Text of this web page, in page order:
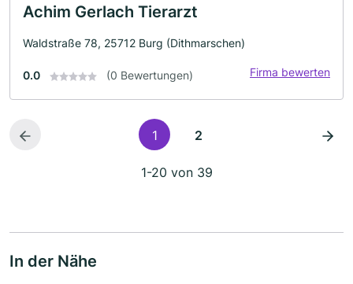
Achim Gerlach Tierarzt
Waldstraße 78, 25712 Burg (Dithmarschen)
0.0 (0 Bewertungen) Firma bewerten
1 2
1-20 von 39
In der Nähe